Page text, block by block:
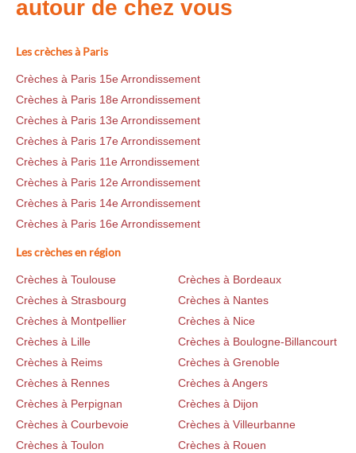
autour de chez vous
Les crèches à Paris
Crèches à Paris 15e Arrondissement
Crèches à Paris 18e Arrondissement
Crèches à Paris 13e Arrondissement
Crèches à Paris 17e Arrondissement
Crèches à Paris 11e Arrondissement
Crèches à Paris 12e Arrondissement
Crèches à Paris 14e Arrondissement
Crèches à Paris 16e Arrondissement
Les crèches en région
Crèches à Toulouse
Crèches à Bordeaux
Crèches à Strasbourg
Crèches à Nantes
Crèches à Montpellier
Crèches à Nice
Crèches à Lille
Crèches à Boulogne-Billancourt
Crèches à Reims
Crèches à Grenoble
Crèches à Rennes
Crèches à Angers
Crèches à Perpignan
Crèches à Dijon
Crèches à Courbevoie
Crèches à Villeurbanne
Crèches à Toulon
Crèches à Rouen